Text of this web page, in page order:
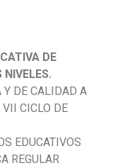
DE
NIVELES.
Y DE CALIDAD A
CICLO DE
EDUCATIVOS
REGULAR